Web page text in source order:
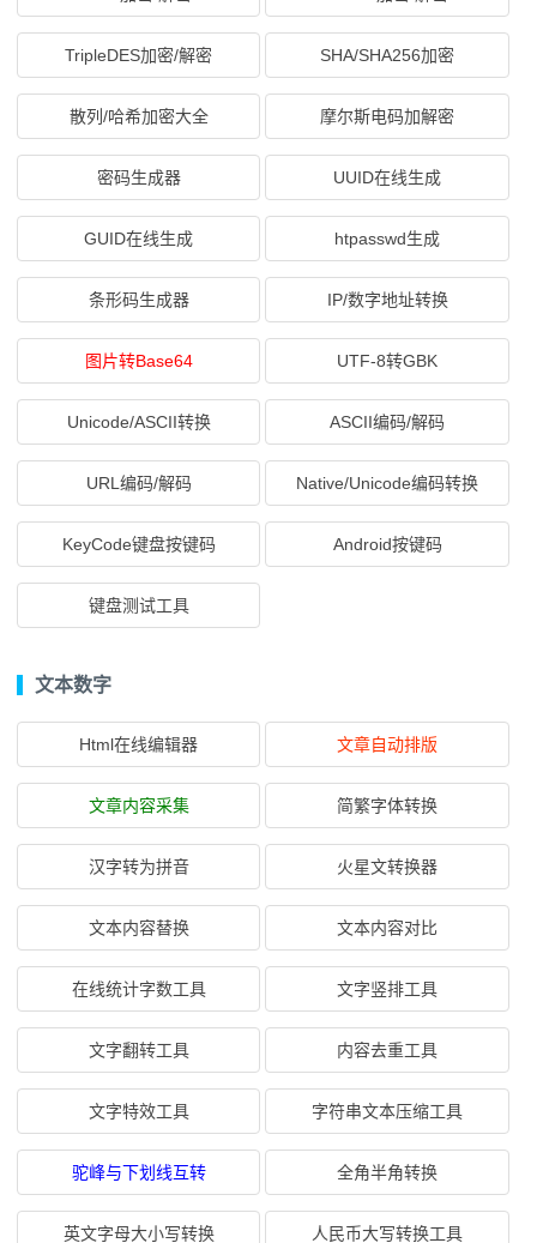
TripleDES加密/解密 SHA/SHA256加密
散列/哈希加密大全 摩尔斯电码加解密
密码生成器 UUID在线生成
GUID在线生成 htpasswd生成
条形码生成器 IP/数字地址转换
图片转Base64 UTF-8转GBK
Unicode/ASCII转换 ASCII编码/解码
URL编码/解码 Native/Unicode编码转换
KeyCode键盘按键码 Android按键码
键盘测试工具
文本数字
Html在线编辑器 文章自动排版
文章内容采集 简繁字体转换
汉字转为拼音 火星文转换器
文本内容替换 文本内容对比
在线统计字数工具 文字竖排工具
文字翻转工具 内容去重工具
文字特效工具 字符串文本压缩工具
驼峰与下划线互转 全角半角转换
英文字母大小写转换 人民币大写转换工具